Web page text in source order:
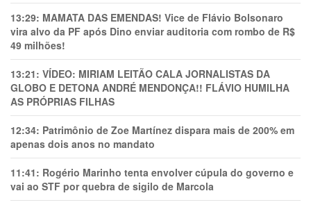
13:29: MAMATA DAS EMENDAS! Vice de Flávio Bolsonaro
vira alvo da PF após Dino enviar auditoria com rombo de R$
49 milhões!
13:21: VÍDEO: MIRIAM LEITÃO CALA JORNALISTAS DA
GLOBO E DETONA ANDRÉ MENDONÇA!! FLÁVIO HUMILHA
AS PRÓPRIAS FILHAS
12:34: Patrimônio de Zoe Martínez dispara mais de 200% em
apenas dois anos no mandato
11:41: Rogério Marinho tenta envolver cúpula do governo e
vai ao STF por quebra de sigilo de Marcola